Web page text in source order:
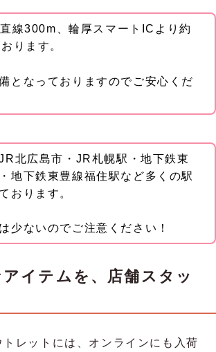
線300m、輪厚スマートICより約
ります。
となっておりますのでご安心くだ
北広島市・JR札幌駅・地下鉄東
地下鉄東豊線福住駅など多くの駅
おります。
少ないのでご注意ください！
イテムを、店舗スタッ
レットには、オンラインにも入荷